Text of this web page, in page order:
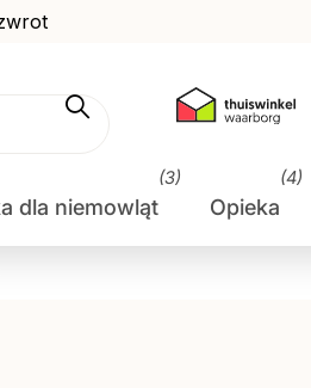
dla niemowląt
(3)
Opieka
(4)